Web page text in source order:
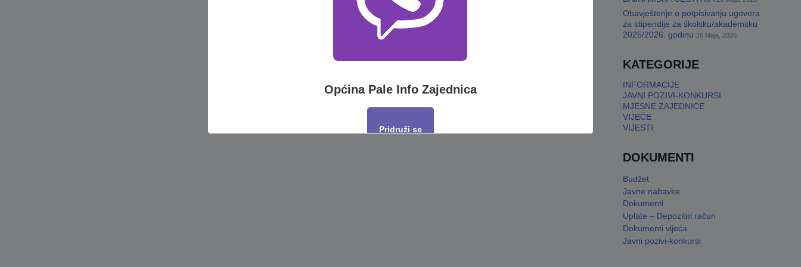
Obavještenje o potpisivanju ugovora
za stipendije za školsku/akademsku
2025/2026. godinu 26 Maja, 2026
KATEGORIJE
INFORMACIJE
JAVNI POZIVI-KONKURSI
MJESNE ZAJEDNICE
VIJEĆE
VIJESTI
DOKUMENTI
Budžet
Javne nabavke
Dokumenti
Uplate – Depozitni račun
Dokumenti vijeća
Javni pozivi-konkursi
Općina Pale Info Zajednica
Pridruži se